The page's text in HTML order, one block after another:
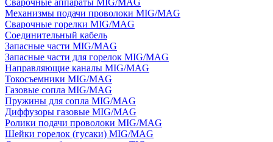
Сварочные аппараты MIG/MAG
Механизмы подачи проволоки MIG/MAG
Сварочные горелки MIG/MAG
Соединительный кабель
Запасные части MIG/MAG
Запасные части для горелок MIG/MAG
Направляющие каналы MIG/MAG
Токосъемники MIG/MAG
Газовые сопла MIG/MAG
Пружины для сопла MIG/MAG
Диффузоры газовые MIG/MAG
Ролики подачи проволоки MIG/MAG
Шейки горелок (гусаки) MIG/MAG